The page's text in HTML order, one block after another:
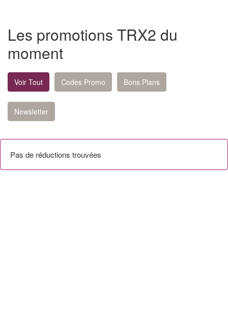
Les promotions TRX2 du
moment
Voir Tout Codes Promo Bons Plans
Newsletter
Pas de réductions trouvées